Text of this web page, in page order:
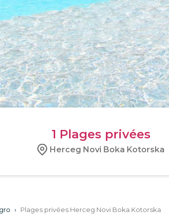
1 Plages privées
Herceg Novi Boka Kotorska
› Plages privées Herceg Novi Boka Kotorska